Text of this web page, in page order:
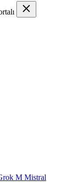
M Mistral